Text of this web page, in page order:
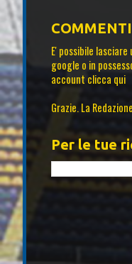
COMMENTI
E' possibile
google o in
account clicca qui
Grazie. La
Per le tue